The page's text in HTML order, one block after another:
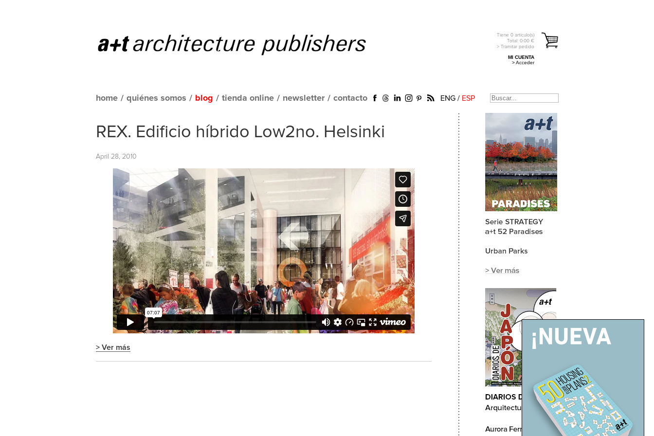
Tiene 0 artículo(s)
Total: 0.00 €
> Tramitar pedido
MI CUENTA
> Acceder
home / quiénes somos / blog / tienda online / newsletter / contacto ENG / ESP
REX. Edificio híbrido Low2no. Helsinki
April 28, 2010
> Ver más